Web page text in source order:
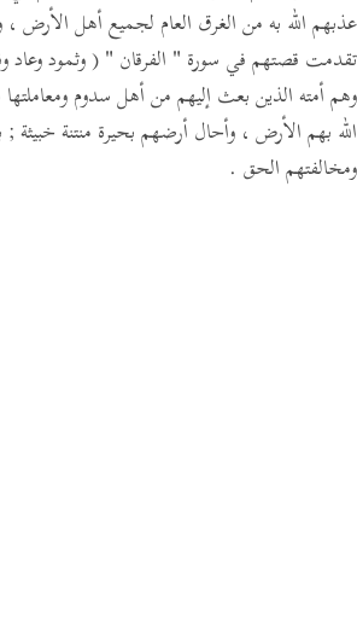
عذبهم الله به من الغرق العام لجميع أهل
تقدمت قصتهم في سورة " الفرقان "( وثمود وعاد
وهم أمته الذين بعث إليهم من أهل سدوم
الله بهم الأرض ، وأحال أرضهم بحيرة منتنة خبيثة
ومخالفتهم الحق .